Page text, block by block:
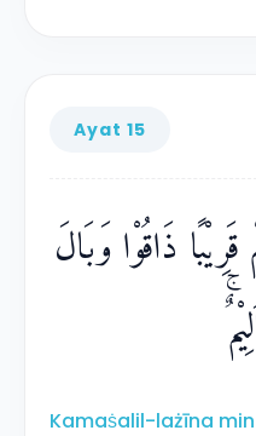
Ayat 15
ذَاقُوْا وَبَالَ
Kamaṡalil-lażīna